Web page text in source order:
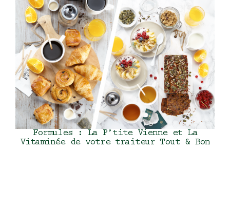
Formules : La P’tite Vienne et La
Vitaminée de votre traiteur Tout & Bon